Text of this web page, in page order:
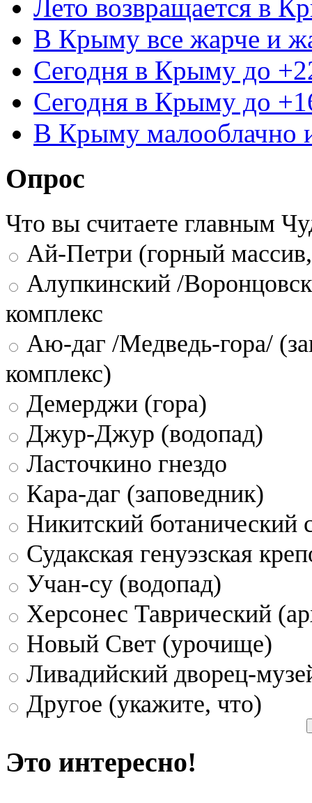
Лето возвращается в
В Крыму все жарче и
Сегодня в Крыму до
Сегодня в Крыму до
В Крыму малооблачно
Опрос
Что вы считаете главным
Ай-Петри (горный
Алупкинский /
комплекс
Аю-даг /Медведь-гора/
комплекс)
Демерджи (гора)
Джур-Джур (водопад)
Ласточкино гнездо
Кара-даг (заповедник)
Никитский ботанический
Судакская генуэзская
Учан-су (водопад)
Херсонес Таврический
Новый Свет (урочище)
Ливадийский дворец-
Другое (укажите, что)
Это интересно!